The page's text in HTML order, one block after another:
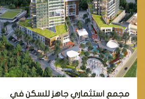
مجمع استثماري جاهز للسكن في